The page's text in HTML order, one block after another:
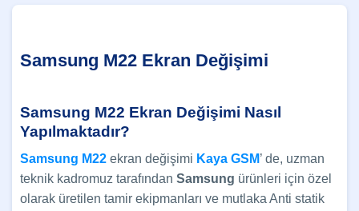
Samsung M22 Ekran Değişimi
Samsung M22 Ekran Değişimi Nasıl
Yapılmaktadır?
Samsung M22 ekran değişimi Kaya GSM’ de, uzman
teknik kadromuz tarafından Samsung ürünleri için özel
olarak üretilen tamir ekipmanları ve mutlaka Anti statik